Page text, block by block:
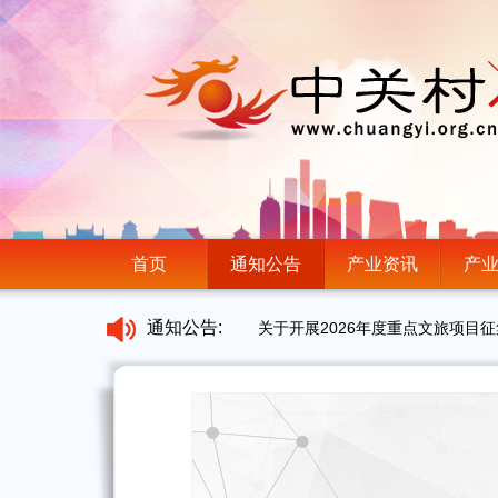
首页 通知公告 产业资讯 产
通知公告:
关于开展2026年度重点文旅项目
首发月｜寻找最敢创新的AI新物
“智赢未来——人工智能+企业转型
北京市广电局关于开展2026年“京